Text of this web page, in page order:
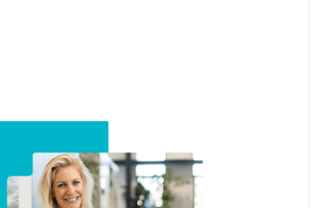
Delen